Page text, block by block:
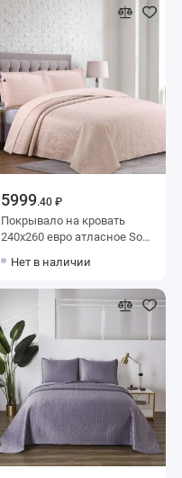
5999.40 ₽
Покрывало на кровать
240х260 евро атласное Sofi
Нет в наличии